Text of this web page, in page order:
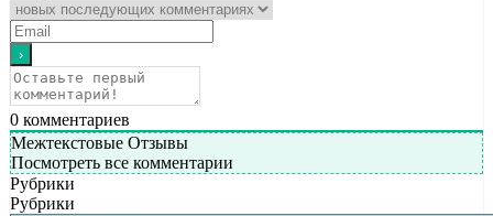
0 комментариев
Межтекстовые Отзывы
Посмотреть все комментарии
Рубрики
Рубрики